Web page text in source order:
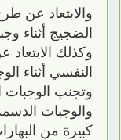
والابتعاد عن
الضجيج أثناء
وكذلك الابتعاد
النفسي أثناء
وتجنب الوجبات
والوجبات
كبيرة من